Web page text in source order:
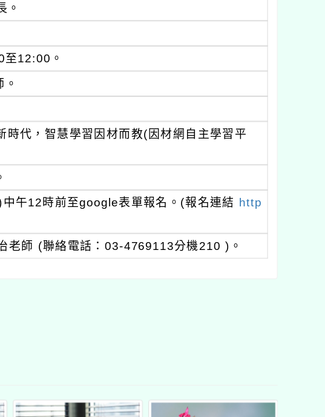
。
12:00。
代，智慧學習因材而教(因材網自主學習平
午12時前至google表單報名。(報名連結 http
老師 (聯絡電話：03-4769113分機210 )。